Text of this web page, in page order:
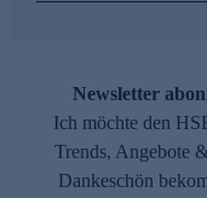
Newsletter
Ich möchte den
Trends, Angebote
Dankeschön